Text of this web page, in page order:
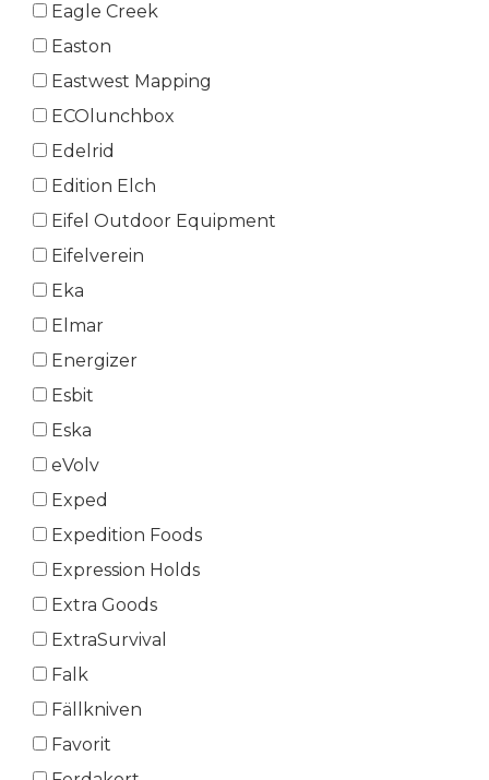
Eagle Creek
Easton
Eastwest Mapping
ECOlunchbox
Edelrid
Edition Elch
Eifel Outdoor Equipment
Eifelverein
Eka
Elmar
Energizer
Esbit
Eska
eVolv
Exped
Expedition Foods
Expression Holds
Extra Goods
ExtraSurvival
Falk
Fällkniven
Favorit